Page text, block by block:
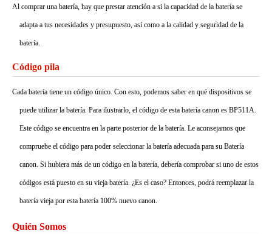
Al comprar una batería, hay que prestar atención a si la capacidad de la batería se
adapta a tus necesidades y presupuesto, así como a la calidad y seguridad de la
batería.
Código pila
Cada batería tiene un código único. Con esto, podemos saber en qué dispositivos se
puede utilizar la batería. Para ilustrarlo, el código de esta batería canon es BP511A.
Este código se encuentra en la parte posterior de la batería. Le aconsejamos que
compruebe el código para poder seleccionar la batería adecuada para su Batería
canon. Si hubiera más de un código en la batería, debería comprobar si uno de estos
códigos está puesto en su vieja batería. ¿Es el caso? Entonces, podrá reemplazar la
batería vieja por esta batería 100% nuevo canon.
Quién Somos